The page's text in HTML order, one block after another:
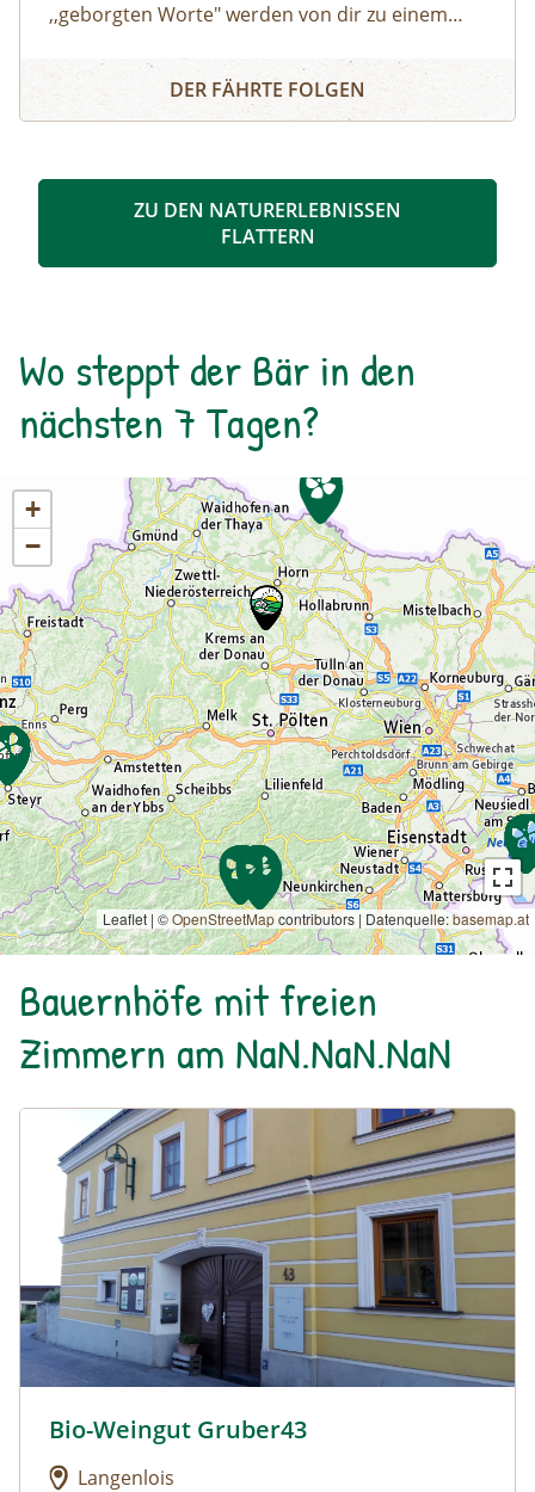
,,geborgten Worte" werden von dir zu einem
Worte können herumgeschoben oder
zurechtgeschnitten werden, bis eine für dich
Anschluss mit unterschiedlichen Materealien
Wort Collage
DER FÄHRTE FOLGEN
ZU DEN NATURERLEBNISSEN
FLATTERN
Wo steppt der Bär in den
nächsten 7 Tagen?
+
−
Leaflet | ©OpenStreetMapcontributors | Datenquelle:basemap.at
Bauernhöfe mit freien
Zimmern am NaN.NaN.NaN
Urlaub am Bauernhof: Bio-Weingut Gruber43
Urlaub am Bauernhof: Bio-Weingut Gruber43
Bio-Weingut Gruber43
Langenlois